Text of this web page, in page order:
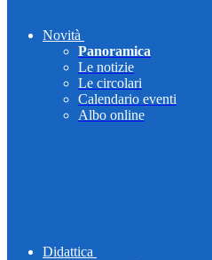
Novità
Panoramica
Le notizie
Le circolari
Calendario eventi
Albo online
Didattica